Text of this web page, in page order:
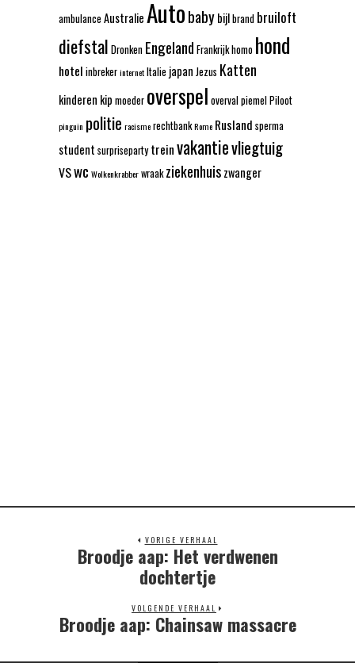
ambulance AustralieAutobabybijlbrand bruiloft
diefstal Dronken Engeland Frankrijkhomo hond
hotel inbrekerinternetItalie japan Jezus Katten
kinderen kip moeder overspel overvalpiemelPiloot
pinguin politie racismerechtbankRome Rusland sperma
student surpriseparty treinvakantievliegtuig
VSwc Wolkenkrabberwraak ziekenhuiszwanger
VORIGE VERHAAL
Previous
post:
Broodje aap: Het verdwenen
dochtertje
VOLGENDE VERHAAL
Next
Broodje aap: Chainsaw massacre